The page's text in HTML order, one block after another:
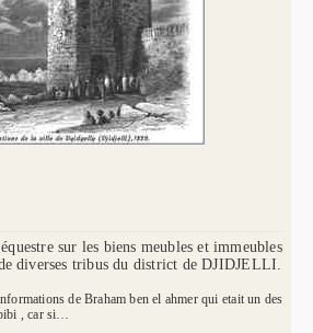
sur les biens meubles et immeubles
diverses tribus du district de DJIDJELLI.
de Braham ben el ahmer qui etait un des
, car si…